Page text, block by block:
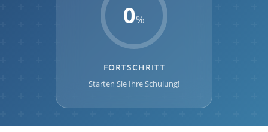
0%
FORTSCHRITT
Starten Sie Ihre Schulung!